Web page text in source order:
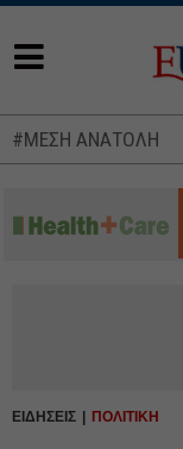
#ΜΕΣΗ ΑΝΑΤΟΛΗ
ΕΙΔΗΣΕΙΣ ΠΟΛΙΤΙΚΗ